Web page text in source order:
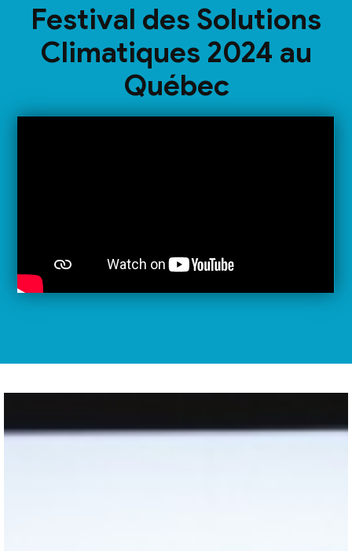
Festival des Solutions
Climatiques 2024 au
Québec